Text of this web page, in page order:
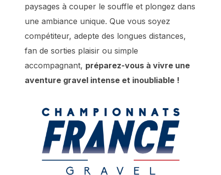
paysages à couper le souffle et plongez dans
une ambiance unique. Que vous soyez
compétiteur, adepte des longues distances,
fan de sorties plaisir ou simple
accompagnant, préparez-vous à vivre une
aventure gravel intense et inoubliable !